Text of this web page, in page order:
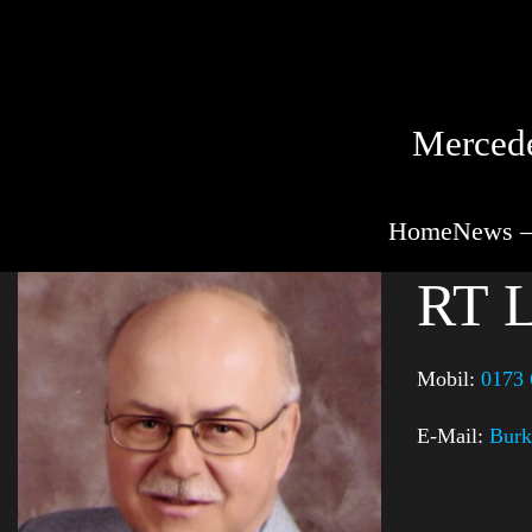
HomeNews
RT
Mobil: 0173
E-Mail: